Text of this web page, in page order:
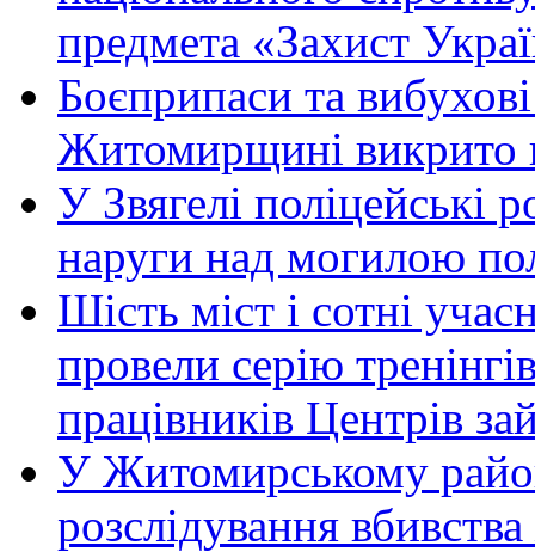
предмета «Захист
Боєприпаси та
Житомирщині викрито
У Звягелі поліцейські
наруги над могилою
Шість міст і сотні
провели серію
працівників Центрів
У Житомирському
розслідування